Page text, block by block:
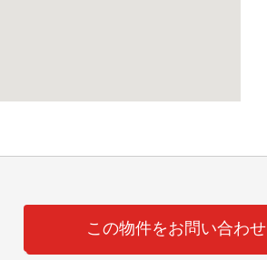
この物件をお問い合わせ